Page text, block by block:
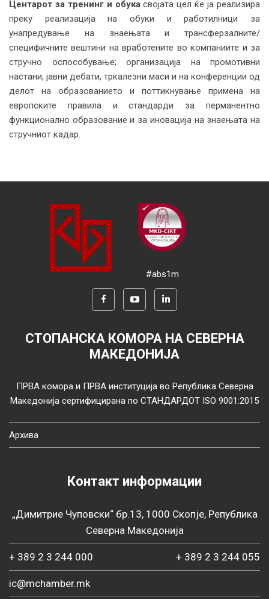
Центарот за тренинг и обукасвојата цел ќе ја реализира
преку реализација на обуки и работилници за
унапредување на знаењата и трансферзалните/
специфичните вештини на вработените во компаниите и за
стручно оспособување; организација на промотивни
настани, јавни дебати, тркалезни маси и на конференции од
делот на образованието и поттикнување примена на
европските правила и стандарди за перманентно
функционално образование и за иновација на знаењата на
стручниот кадар.
#abs1m
СТОПАНСКА КОМОРА НА СЕВЕРНА
МАКЕДОНИЈА
ПРВА комора и ПРВА институција во Република Северна
Македонија сертифицирана по СТАНДАРДОТ ISO 9001:2015
Архива
Контакт информации
„Димитрие Чуповски“ бр.13, 1000 Скопје, Република
Северна Македонија
+ 389 2 3 244 000 + 389 2 3 244 055
ic@mchamber.mk